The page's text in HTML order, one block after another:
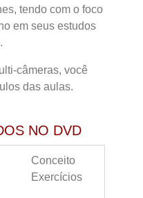
tendo com o foco
em seus estudos
câmeras, você
das aulas.
NO DVD
Conceito
Exercícios